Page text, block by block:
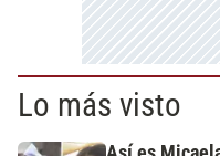
Lo más visto